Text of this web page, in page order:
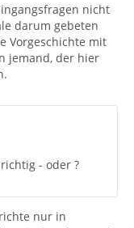
nicht
darum gebeten
Vorgeschichte mit
jemand, der hier
- oder ?
nur in